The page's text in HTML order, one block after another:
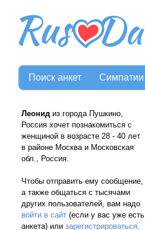
Поиск анкет Симпатии
Леонид из города Пушкино,
Россия хочет познакомиться с
женщиной в возрасте 28 - 40 лет
в районе Москва и Московская
обл., Россия.
Чтобы отправить ему сообщение,
а также общаться с тысячами
других пользователей, вам надо
войти в сайт (если у вас уже есть
анкета) или зарегистрироваться.